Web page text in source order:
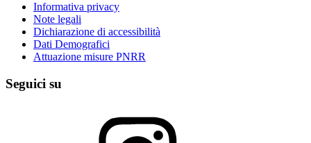
Informativa privacy
Note legali
Dichiarazione di accessibilità
Dati Demografici
Attuazione misure PNRR
Seguici su